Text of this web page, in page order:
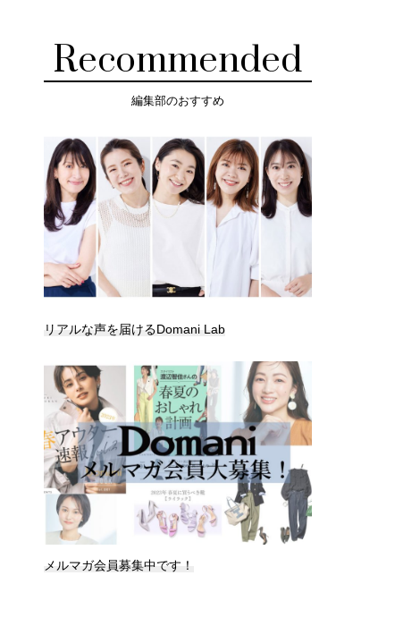
Recommended
編集部のおすすめ
リアルな声を届けるDomani Lab
メルマガ会員募集中です！